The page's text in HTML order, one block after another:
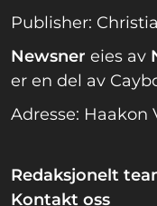
Publisher:
Newsner eies av
er en del av
Adresse: Haakon
Redaksjonelt
Kontakt oss